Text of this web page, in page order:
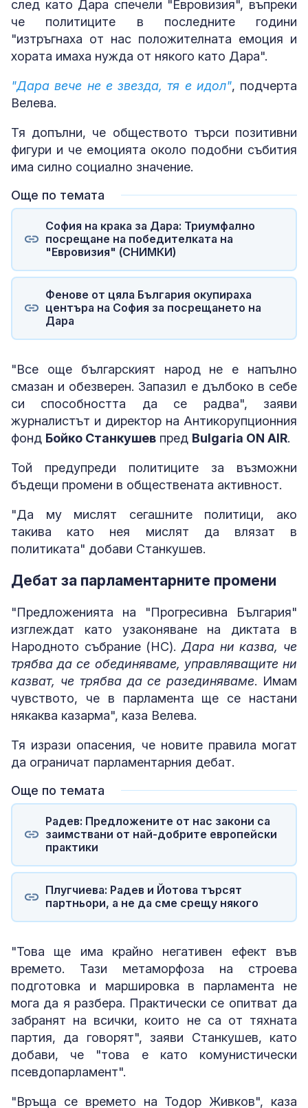
след като Дара спечели "Евровизия", въпреки
че политиците в последните години
"изтръгнаха от нас положителната емоция и
хората имаха нужда от някого като Дара".
"Дара вече не е звезда, тя е идол", подчерта
Велева.
Тя допълни, че обществото търси позитивни
фигури и че емоцията около подобни събития
има силно социално значение.
Още по темата
София на крака за Дара: Триумфално
посрещане на победителката на
"Евровизия" (СНИМКИ)
Фенове от цяла България окупираха
центъра на София за посрещането на
Дара
"Все още българският народ не е напълно
смазан и обезверен. Запазил е дълбоко в себе
си способността да се радва", заяви
журналистът и директор на Антикорупционния
фонд Бойко Станкушев пред Bulgaria ON AIR.
Той предупреди политиците за възможни
бъдещи промени в обществената активност.
"Да му мислят сегашните политици, ако
такива като нея мислят да влязат в
политиката" добави Станкушев.
Дебат за парламентарните промени
"Предложенията на "Прогресивна България"
изглеждат като узаконяване на диктата в
Народното събрание (НС). Дара ни казва, че
трябва да се обединяваме, управляващите ни
казват, че трябва да се разединяваме. Имам
чувството, че в парламента ще се настани
някаква казарма", каза Велева.
Тя изрази опасения, че новите правила могат
да ограничат парламентарния дебат.
Още по темата
Радев: Предложените от нас закони са
заимствани от най-добрите европейски
практики
Плугчиева: Радев и Йотова търсят
партньори, а не да сме срещу някого
"Това ще има крайно негативен ефект във
времето. Тази метаморфоза на строева
подготовка и маршировка в парламента не
мога да я разбера. Практически се опитват да
забранят на всички, които не са от тяхната
партия, да говорят", заяви Станкушев, като
добави, че "това е като комунистически
псевдопарламент".
"Връща се времето на Тодор Живков", каза